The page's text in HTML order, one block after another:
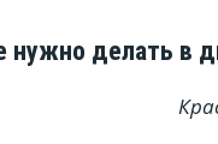
нужно делать в